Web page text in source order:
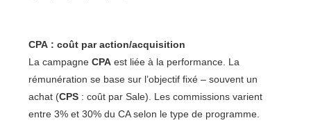
CPA : coût par action/acquisition
La campagneCPA est liée à la performance. La
rémunération se base sur l’objectif fixé – souvent un
achat (CPS : coût par Sale). Les commissions varient
entre 3% et 30% du CA selon le type de programme.